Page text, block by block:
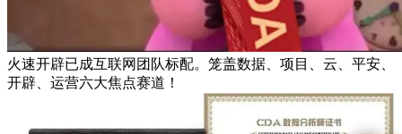
火速开辟已成互联网团队标配。笼盖数据、项目、云、平安、
开辟、运营六大焦点赛道！